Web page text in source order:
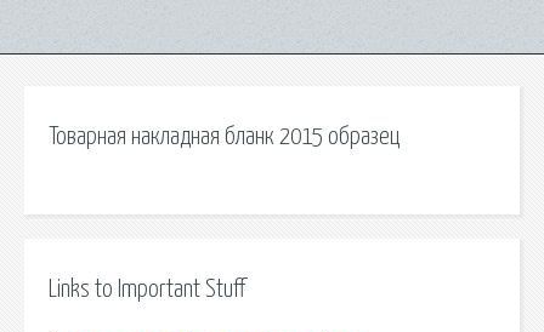
Товарная накладная бланк 2015 образец
Links to Important Stuff